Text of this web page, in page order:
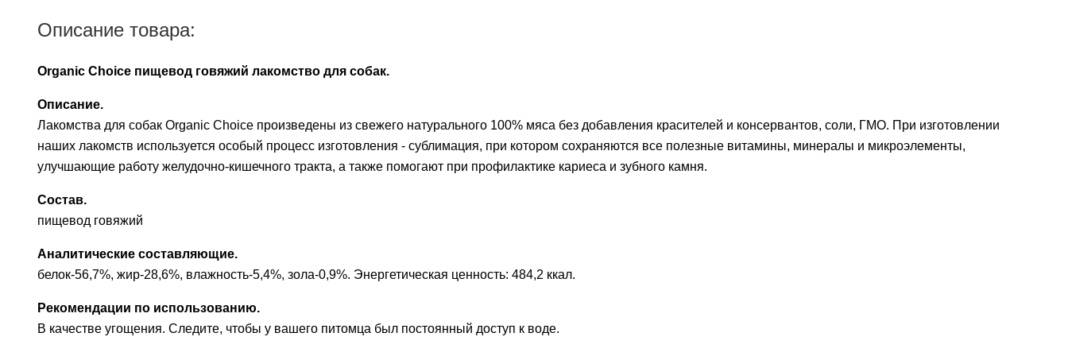
Описание товара:
Organic Сhoice пищевод говяжий лакомство для собак.
Описание.
Лакомства для собак Organic Сhoice произведены из свежего натурального 100% мяса без добавления красителей и консервантов, соли, ГМО. При изготовлении
наших лакомств используется особый процесс изготовления - сублимация, при котором сохраняются все полезные витамины, минералы и микроэлементы,
улучшающие работу желудочно-кишечного тракта, а также помогают при профилактике кариеса и зубного камня.
Состав.
пищевод говяжий
Аналитические составляющие.
белок-56,7%, жир-28,6%, влажность-5,4%, зола-0,9%. Энергетическая ценность: 484,2 ккал.
Рекомендации по использованию.
В качестве угощения. Следите, чтобы у вашего питомца был постоянный доступ к воде.